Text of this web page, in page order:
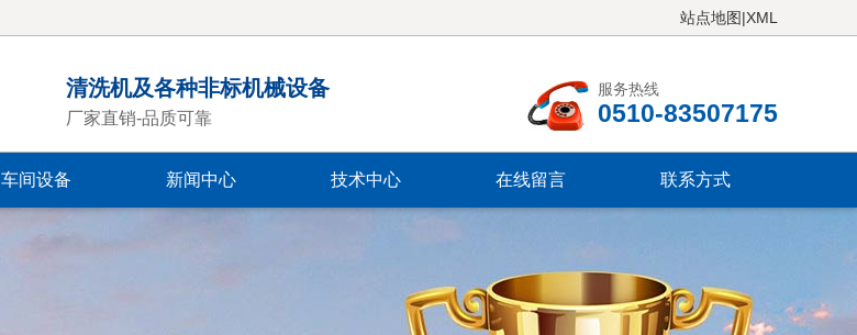
站点地图|XML
清洗机及各种非标机械设备
厂家直销-品质可靠
服务热线
0510-83507175
车间设备 新闻中心 技术中心 在线留言 联系方式